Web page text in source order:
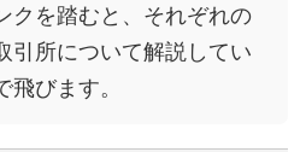
クを踏むと、それぞれの
引所について解説してい
飛びます。